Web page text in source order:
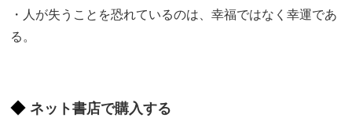
・人が失うことを恐れているのは、幸福ではなく幸運であ
る。
ネット書店で購入する